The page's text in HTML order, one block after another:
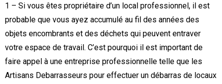
1 – Si vous êtes propriétaire d’un local professionnel, il est
probable que vous ayez accumulé au fil des années des
objets encombrants et des déchets qui peuvent entraver
votre espace de travail. C’est pourquoi il est important de
faire appel à une entreprise professionnelle telle que les
Artisans Debarrasseurs pour effectuer un débarras de locaux